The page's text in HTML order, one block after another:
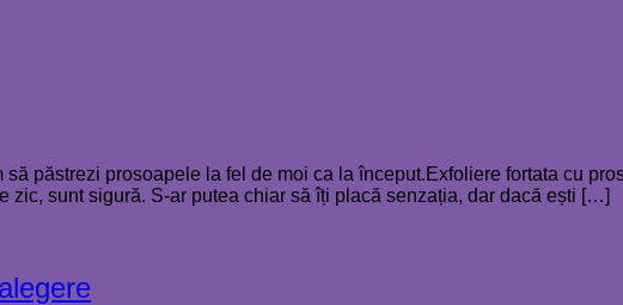
păstrezi prosoapele la fel de moi ca la început.Exfoliere fortata cu
sunt sigură. S-ar putea chiar să îți placă senzația, dar dacă ești […]